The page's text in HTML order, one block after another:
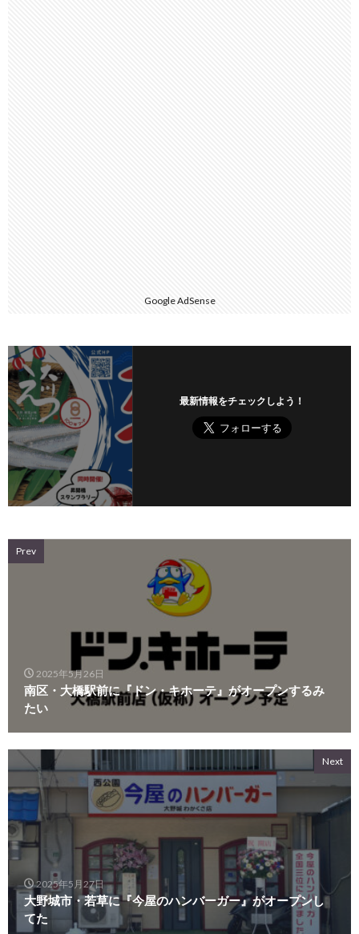
Google AdSense
最新情報をチェックしよう！
Prev
2025年5月26日
南区・大橋駅前に『ドン・キホーテ』がオープンするみ
たい
Next
2025年5月27日
大野城市・若草に『今屋のハンバーガー』がオープンし
てた